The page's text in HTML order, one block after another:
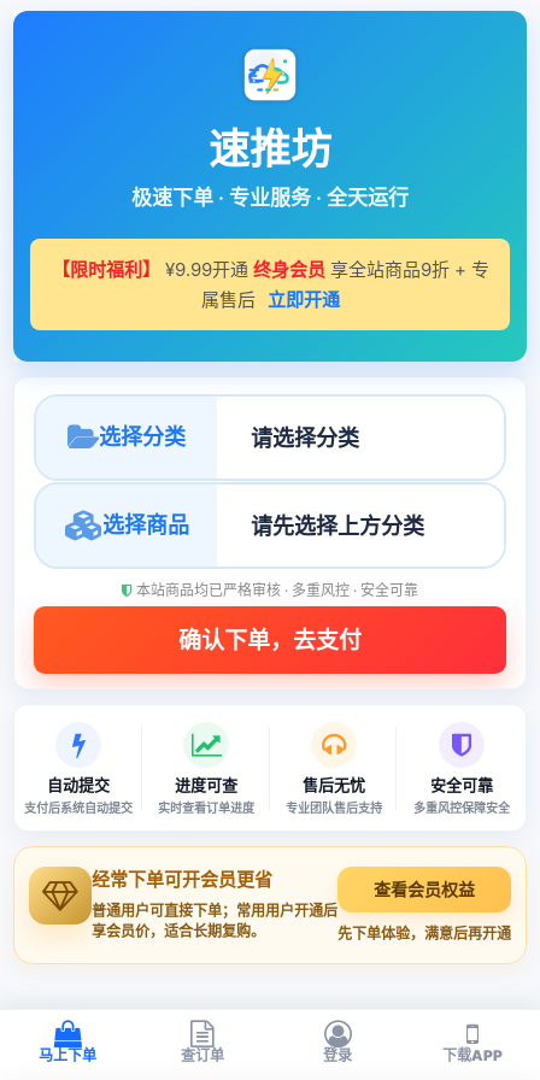
速推坊
极速下单 · 专业服务 · 全天运行
【限时福利】 ¥9.99开通 终身会员 享全站商品9折 + 专
属售后 立即开通
选择分类
选择商品
本站商品均已严格审核 · 多重风控 · 安全可靠
自动提交
支付后系统自动提交
进度可查
实时查看订单进度
售后无忧
专业团队售后支持
安全可靠
多重风控保障安全
经常下单可开会员更省
普通用户可直接下单；常用用户开通后
享会员价，适合长期复购。
查看会员权益
先下单体验，满意后再开通
马上下单 查订单 登录 下载APP